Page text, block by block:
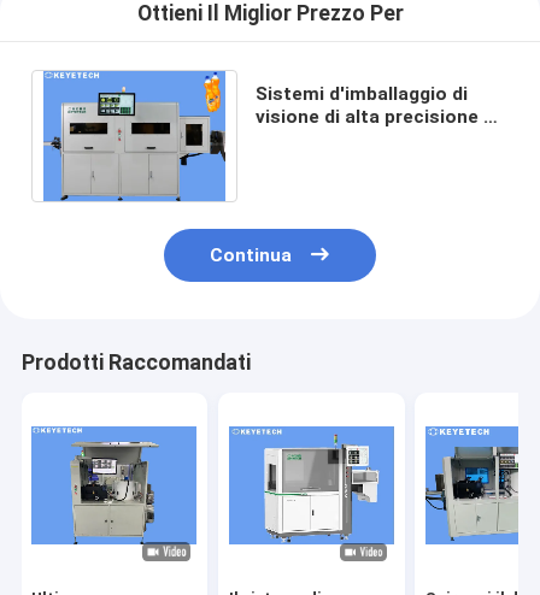
Ottieni Il Miglior Prezzo Per
Sistemi d'imballaggio di
visione di alta precisione di
Continua
Prodotti Raccomandati